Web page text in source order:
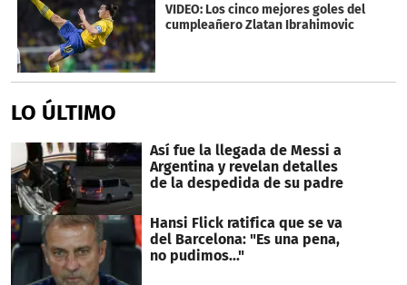
VIDEO: Los cinco mejores goles del
cumpleañero Zlatan Ibrahimovic
LO ÚLTIMO
Así fue la llegada de Messi a
Argentina y revelan detalles
de la despedida de su padre
Hansi Flick ratifica que se va
del Barcelona: "Es una pena,
no pudimos..."